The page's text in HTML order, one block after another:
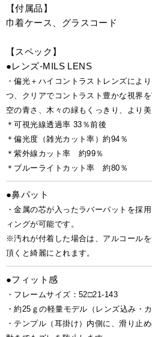
【付属品】
巾着ケース、グラスコード
【スペック】
●レンズ-MILS LENS
・偏光＋ハイコントラストレンズによ
つ、クリアでコントラスト豊かな視界を
空の青さ、木々の緑もくっきり、より
＊可視光線透過率 33％前後
＊偏光度（雑光カット率）約94％
＊紫外線カット率 約99％
＊ブルーライトカット率 約80％
●鼻パット
・金属の芯が入ったラバーパットを採
ィングが可能です。
※汚れが付着した場合は、アルコール
頂くと綺麗にとれます。
●フィット感
・フレームサイズ：52□21-143
・約25ｇの軽量モデル（レンズ込み・
・テンプル（耳掛け）内側に、滑り止